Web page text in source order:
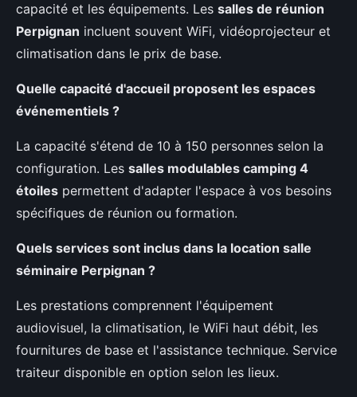
capacité et les équipements. Les salles de réunion
Perpignan incluent souvent WiFi, vidéoprojecteur et
climatisation dans le prix de base.
Quelle capacité d'accueil proposent les espaces
événementiels ?
La capacité s'étend de 10 à 150 personnes selon la
configuration. Les salles modulables camping 4
étoiles permettent d'adapter l'espace à vos besoins
spécifiques de réunion ou formation.
Quels services sont inclus dans la location salle
séminaire Perpignan ?
Les prestations comprennent l'équipement
audiovisuel, la climatisation, le WiFi haut débit, les
fournitures de base et l'assistance technique. Service
traiteur disponible en option selon les lieux.